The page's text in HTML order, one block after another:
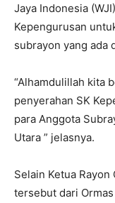
Jaya Indonesia
Kepengurusan
subrayon yang ada
“Alhamdulillah kita
penyerahan SK
para Anggota
Utara ” jelasnya.
Selain Ketua
tersebut dari